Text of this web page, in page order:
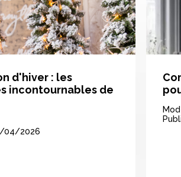
d'hiver : les
incontournables de
04/2026